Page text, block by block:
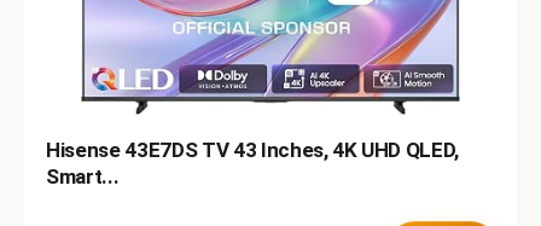
Hisense 43E7DS TV 43 Inches, 4K UHD QLED,
Smart...